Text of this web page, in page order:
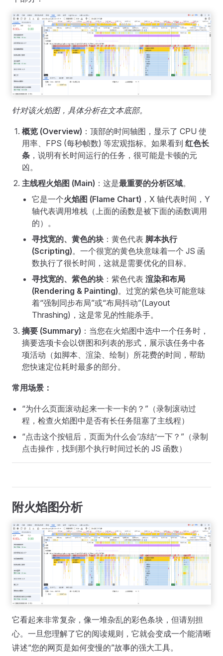
针对该火焰图，具体分析在文本底部。
概览 (Overview) ：顶部的时间轴图，显示了 CPU 使
用率、FPS (每秒帧数) 等宏观指标。如果看到 红色长
条 ，说明有长时间运行的任务，很可能是卡顿的元
凶。
主线程火焰图 (Main) ：这是最重要的分析区域。
它是一个火焰图 (Flame Chart) ，X 轴代表时间，Y
轴代表调用堆栈（上面的函数是被下面的函数调用
的）。
寻找宽的、黄色的块 ：黄色代表 脚本执行
(Scripting)。一个很宽的黄色块意味着一个 JS 函
数执行了很长时间，这就是需要优化的目标。
寻找宽的、紫色的块 ：紫色代表 渲染和布局
(Rendering & Painting)。过宽的紫色块可能意味
着“强制同步布局”或“布局抖动”(Layout
Thrashing)，这是常见的性能杀手。
摘要 (Summary) ：当您在火焰图中选中一个任务时，
摘要选项卡会以饼图和列表的形式，展示该任务中各
项活动（如脚本、渲染、绘制）所花费的时间，帮助
您快速定位耗时最多的部分。
常用场景：
“为什么页面滚动起来一卡一卡的？”（录制滚动过
程，检查火焰图中是否有长任务阻塞了主线程）
“点击这个按钮后，页面为什么会‘冻结’一下？”（录制
点击操作，找到那个执行时间过长的 JS 函数）
附火焰图分析
它看起来非常复杂，像一堆杂乱的彩色条块，但请别担
心。一旦您理解了它的阅读规则，它就会变成一个能清晰
讲述“您的网页是如何变慢的”故事的强大工具。